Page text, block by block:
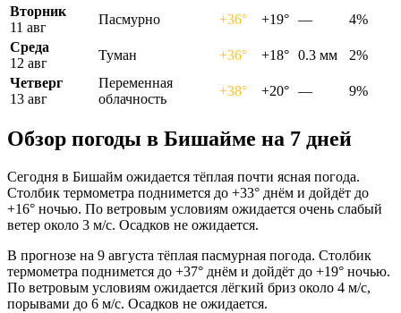
Вторник
11 авг
Пасмурно +36° +19° —
4%
Среда
12 авг
Туман +36° +18° 0.3 мм
2%
Четверг
13 авг
Переменная
облачность
+38° +20° — 9%
Обзор погоды в Бишайме на 7 дней
Сегодня в Бишайм ожидается тёплая почти ясная погода.
Столбик термометра поднимется до +33° днём и дойдёт до
+16° ночью. По ветровым условиям ожидается очень слабый
ветер около 3 м/с. Осадков не ожидается.
В прогнозе на 9 августа тёплая пасмурная погода. Столбик
термометра поднимется до +37° днём и дойдёт до +19° ночью.
По ветровым условиям ожидается лёгкий бриз около 4 м/с,
порывами до 6 м/с. Осадков не ожидается.